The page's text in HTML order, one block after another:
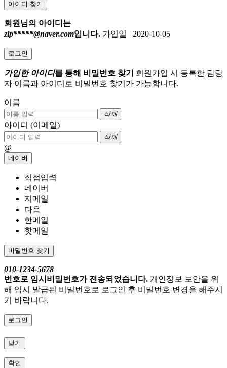
아이디 찾기
회원님의 아이디는
zip*****@naver.com입니다. 가입일 | 2020-10-05
로그인
가입한 아이디를 통해 비밀번호 찾기
회원가입 시 등록한 담당
자 이름과 아이디로 비밀번호 찾기가 가능합니다.
이름
삭제
아이디 (이메일)
삭제
@
네이버
직접입력
네이버
지메일
다음
한메일
핫메일
비밀번호 찾기
010-1234-5678
번호로 임시비밀번호가 전송되었습니다. 개인정보 보안을 위
해 임시 발급된 비밀번호로 로그인 후 비밀번호 변경을 해주시
기 바랍니다.
로그인
닫기
확인